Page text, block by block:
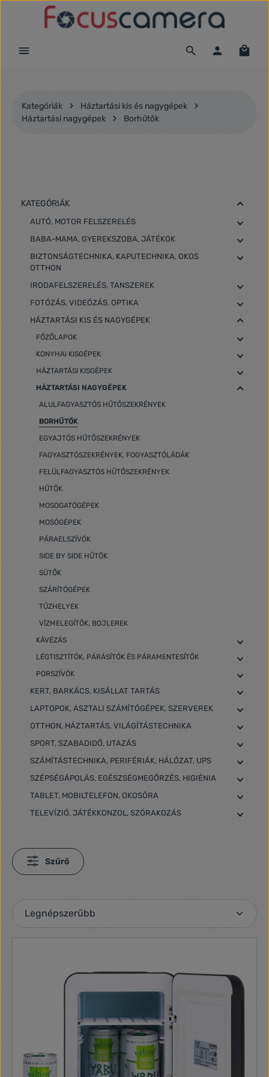
Ugrás a fő tartalomra
Kategóriák
Háztartási kis és nagygépek
Háztartási nagygépek
Borhűtők
KATEGÓRIÁK
AUTÓ, MOTOR FELSZERELÉS
BABA-MAMA, GYEREKSZOBA, JÁTÉKOK
BIZTONSÁGTECHNIKA, KAPUTECHNIKA, OKOS
OTTHON
IRODAFELSZERELÉS, TANSZEREK
FOTÓZÁS, VIDEÓZÁS, OPTIKA
HÁZTARTÁSI KIS ÉS NAGYGÉPEK
FŐZŐLAPOK
KONYHAI KISGÉPEK
HÁZTARTÁSI KISGÉPEK
HÁZTARTÁSI NAGYGÉPEK
ALULFAGYASZTÓS HŰTŐSZEKRÉNYEK
BORHŰTŐK
EGYAJTÓS HŰTŐSZEKRÉNYEK
FAGYASZTÓSZEKRÉNYEK, FOGYASZTÓLÁDÁK
FELÜLFAGYASZTÓS HŰTŐSZEKRÉNYEK
HŰTŐK
MOSOGATÓGÉPEK
MOSÓGÉPEK
PÁRAELSZÍVÓK
SIDE BY SIDE HŰTŐK
SÜTŐK
SZÁRÍTÓGÉPEK
TŰZHELYEK
VÍZMELEGÍTŐK, BOJLEREK
KÁVÉZÁS
LÉGTISZTÍTÓK, PÁRÁSÍTÓK ÉS PÁRAMENTESÍTŐK
PORSZÍVÓK
KERT, BARKÁCS, KISÁLLAT TARTÁS
LAPTOPOK, ASZTALI SZÁMÍTÓGÉPEK, SZERVEREK
OTTHON, HÁZTARTÁS, VILÁGÍTÁSTECHNIKA
SPORT, SZABADIDŐ, UTAZÁS
SZÁMÍTÁSTECHNIKA, PERIFÉRIÁK, HÁLÓZAT, UPS
SZÉPSÉGÁPOLÁS, EGÉSZSÉGMEGŐRZÉS, HIGIÉNIA
TABLET, MOBILTELEFON, OKOSÓRA
TELEVÍZIÓ, JÁTÉKKONZOL, SZÓRAKOZÁS
Szűrő